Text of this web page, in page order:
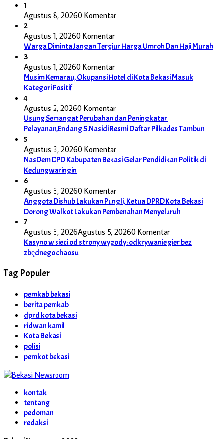
1
Agustus 8, 20260 Komentar
2
Agustus 1, 20260 Komentar
Warga Diminta Jangan Tergiur Harga Umroh Dan Haji Murah
3
Agustus 1, 20260 Komentar
Musim Kemarau, Okupansi Hotel di Kota Bekasi Masuk
Kategori Positif
4
Agustus 2, 20260 Komentar
Usung Semangat Perubahan dan Peningkatan
Pelayanan,Endang S.Nasidi Resmi Daftar Pilkades Tambun
5
Agustus 3, 20260 Komentar
NasDem DPD Kabupaten Bekasi Gelar Pendidikan Politik di
Kedungwaringin
6
Agustus 3, 20260 Komentar
Anggota Dishub Lakukan Pungli, Ketua DPRD Kota Bekasi
Dorong Walkot Lakukan Pembenahan Menyeluruh
7
Agustus 3, 2026Agustus 5, 20260 Komentar
Kasyno w sieci od strony wygody: odkrywanie gier bez
zbędnego chaosu
Tag Populer
pemkab bekasi
berita pemkab
dprd kota bekasi
ridwan kamil
Kota Bekasi
polisi
pemkot bekasi
kontak
tentang
pedoman
redaksi